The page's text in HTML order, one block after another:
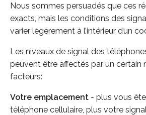
Nous sommes persuadés que ces
exacts, mais les conditions des
varier légèrement à l’intérieur d’un
Les niveaux de signal des
peuvent être affectés par un certain
facteurs:
Votre emplacement - plus vous
téléphone cellulaire, plus votre